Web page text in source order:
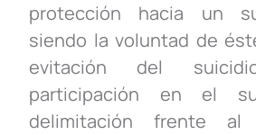
protección hacia un
siendo la voluntad de
evitación del
participación en el
delimitación frente al